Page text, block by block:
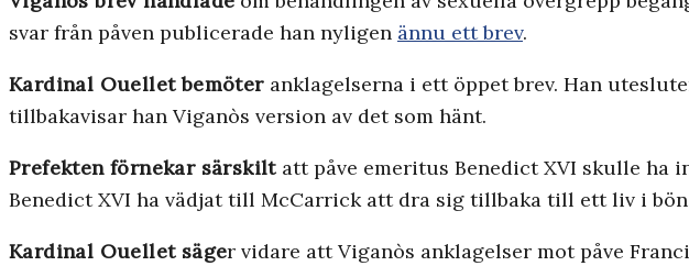
svar från påven publicerade han nyligen ännu ett brev.
Kardinal Ouellet bemöteranklagelserna i ett öppet brev. Han
tillbakavisar han Viganòs version av det som hänt.
Prefekten förnekar särskiltatt påve emeritus Benedict XVI skulle ha
Benedict XVI ha vädjat till McCarrick att dra sig tillbaka till ett liv i
Kardinal Ouellet säger vidare att Viganòs anklagelser mot påve